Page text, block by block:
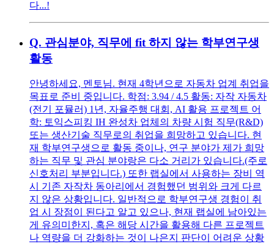
다...!
Q. 관심분야, 직무에 fit 하지 않는 학부연구생
활동
안녕하세요, 멘토님. 현재 4학년으로 자동차 업계 취업을
목표로 준비 중입니다. 학점: 3.94 / 4.5 활동: 자작 자동차
(전기 포뮬러) 1년, 자율주행 대회, AI 활용 프로젝트 어
학: 토익스피킹 IH 완성차 업체의 차량 시험 직무(R&D)
또는 생산기술 직무로의 취업을 희망하고 있습니다. 현
재 학부연구생으로 활동 중이나, 연구 분야가 제가 희망
하는 직무 및 관심 분야랑은 다소 거리가 있습니다.(주로
신호처리 부분입니다.) 또한 랩실에서 사용하는 장비 역
시 기존 자작차 동아리에서 경험했던 범위와 크게 다르
지 않은 상황입니다. 일반적으로 학부연구생 경험이 취
업 시 장점이 된다고 알고 있으나, 현재 랩실에 남아있는
게 유의미한지, 혹은 해당 시간을 활용해 다른 프로젝트
나 역량을 더 강화하는 것이 나은지 판단이 어려운 상황